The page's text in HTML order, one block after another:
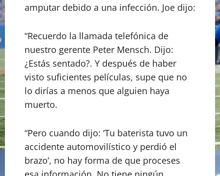
amputar debido a una infección. Joe dijo:
“Recuerdo la llamada telefónica de
nuestro gerente Peter Mensch. Dijo:
¿Estás sentado?. Y después de haber
visto suficientes películas, supe que no
lo dirías a menos que alguien haya
muerto.
“Pero cuando dijo: ‘Tu baterista tuvo un
accidente automovilístico y perdió el
brazo’, no hay forma de que proceses